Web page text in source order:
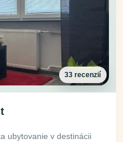
33 recenzií
ubytovanie v destinácii